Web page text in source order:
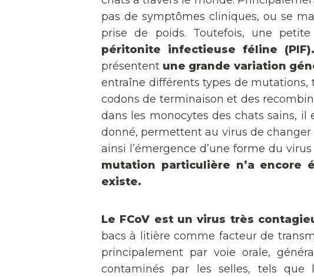
pas de symptômes cliniques, ou se
prise de poids. Toutefois, une
péritonite infectieuse féline (PIF).
présentent une grande variation
entraîne différents types de mutations,
codons de terminaison et des
dans les monocytes des chats sains,
donné, permettent au virus de
ainsi l’émergence d’une forme du
mutation particulière n’a
existe.
Le FCoV est un virus très
bacs à litière comme facteur de
principalement par voie orale,
contaminés par les selles, tels que